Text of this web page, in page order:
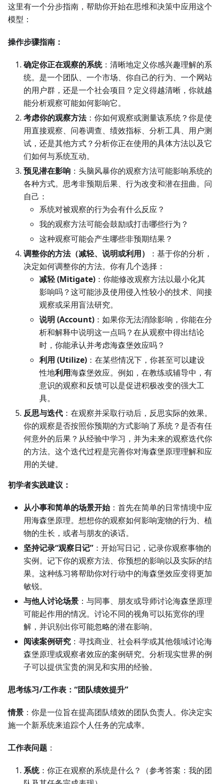
这里有一个分步指南，帮助你开始在思维和决策中应用这个
模型：
操作步骤指南：
确定你正在观察的系统：清晰地定义你感兴趣理解的系
统。是一个团队、一个市场、你自己的行为、一个网站
的用户群，还是一个社会项目？定义得越清晰，你就越
能分析观察可能如何影响它。
考虑你的观察方法：你如何观察或测量该系统？你是使
用直接观察、问卷调查、绩效指标、分析工具、用户测
试，还是其他方式？分析你正在使用的具体方法以及它
们如何与系统互动。
预见潜在影响 ：头脑风暴你的观察方法可能影响系统的
各种方式。思考非预期后果、行为改变和潜在扭曲。问
自己：
系统对被观察的行为会有什么反应？
我的观察方法可能会鼓励或打击哪些行为？
这种观察可能会产生哪些非预期结果？
调整你的方法（减轻、说明或利用）
：基于你的分析，
决定如何调整你的方法。你有几个选择：
减轻 (Mitigate) ：你能修改观察方法以最小化其
影响吗？这可能涉及使用侵入性较小的技术、间接
观察或采用盲法研究。
说明 (Account) ：如果你无法消除影响，你能在分
析和解释中说明这一点吗？在从观察中得出结论
时，你能承认并考虑海森堡效应吗？
利用 (Utilize) ：在某些情况下，你甚至可以建设
性地利用海森堡效应。例如，在教练或辅导中，有
意识的观察和反馈可以是促进积极改变的强大工
具。
反思与迭代 ：在观察并采取行动后，反思实际的效果。
你的观察是否按照你预期的方式影响了系统？是否有任
何意外的后果？从经验中学习，并为未来的观察迭代你
的方法。这个迭代过程是完善你对海森堡原理理解和应
用的关键。
初学者实践建议：
从小事和简单的场景开始：首先在简单的日常情境中应
用海森堡原理。想想你的观察如何影响宠物的行为、植
物的生长，或者与朋友的谈话。
坚持记录“观察日记” ：开始写日记，记录你观察事物的
实例。记下你的观察方法、你预想的影响以及实际的结
果。这种练习将帮助你对行动中的海森堡效应变得更加
敏锐。
与他人讨论场景 ：与同事、朋友或导师讨论海森堡原理
可能起作用的情况。讨论不同的视角可以拓宽你的理
解，并识别出你可能忽略的潜在影响。
阅读案例研究 ：寻找商业、社会科学或其他领域讨论海
森堡原理或观察者效应的案例研究。分析现实世界的例
子可以提供宝贵的洞见和实用的经验。
思考练习/工作表：“团队绩效提升”
情景 ：你是一位旨在提高团队绩效的团队负责人。你决定实
施一个新系统来追踪个人任务的完成率。
工作表问题 ：
系统：你正在观察的系统是什么？（参考答案：我的团